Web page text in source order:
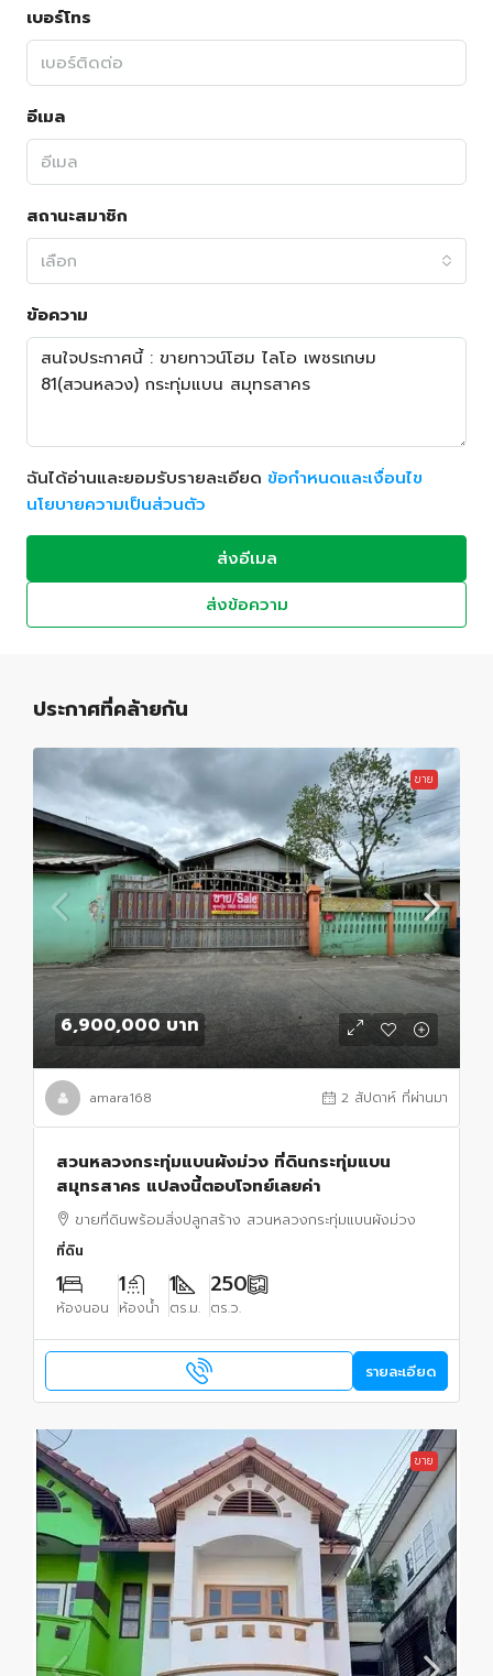
เบอร์โทร
อีเมล
สถานะสมาชิก
เลือก
ข้อความ
ฉันได้อ่านและยอมรับรายละเอียด ข้อกำหนดและเงื่อนไข
นโยบายความเป็นส่วนตัว
ส่งอีเมล
ส่งข้อความ
ประกาศที่คล้ายกัน
ขาย
6,900,000 บาท
amara168 2 สัปดาห์ ที่ผ่านมา
สวนหลวงกระทุ่มแบนผังม่วง ที่ดินกระทุ่มแบน
สมุทรสาคร แปลงนี้ตอบโจทย์เลยค่า
ขายที่ดินพร้อมสิ่งปลูกสร้าง สวนหลวงกระทุ่มแบนผังม่วง
ที่ดิน
1
ห้องนอน
1
ห้องน้ำ
1
ตร.ม.
250
ตร.ว.
รายละเอียด
ขาย